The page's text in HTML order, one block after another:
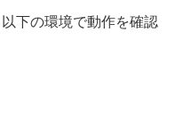
下の環境で動作を確認